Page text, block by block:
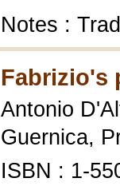
Notes :
Fabrizio's
Antonio
Guernica,
ISBN : 1-